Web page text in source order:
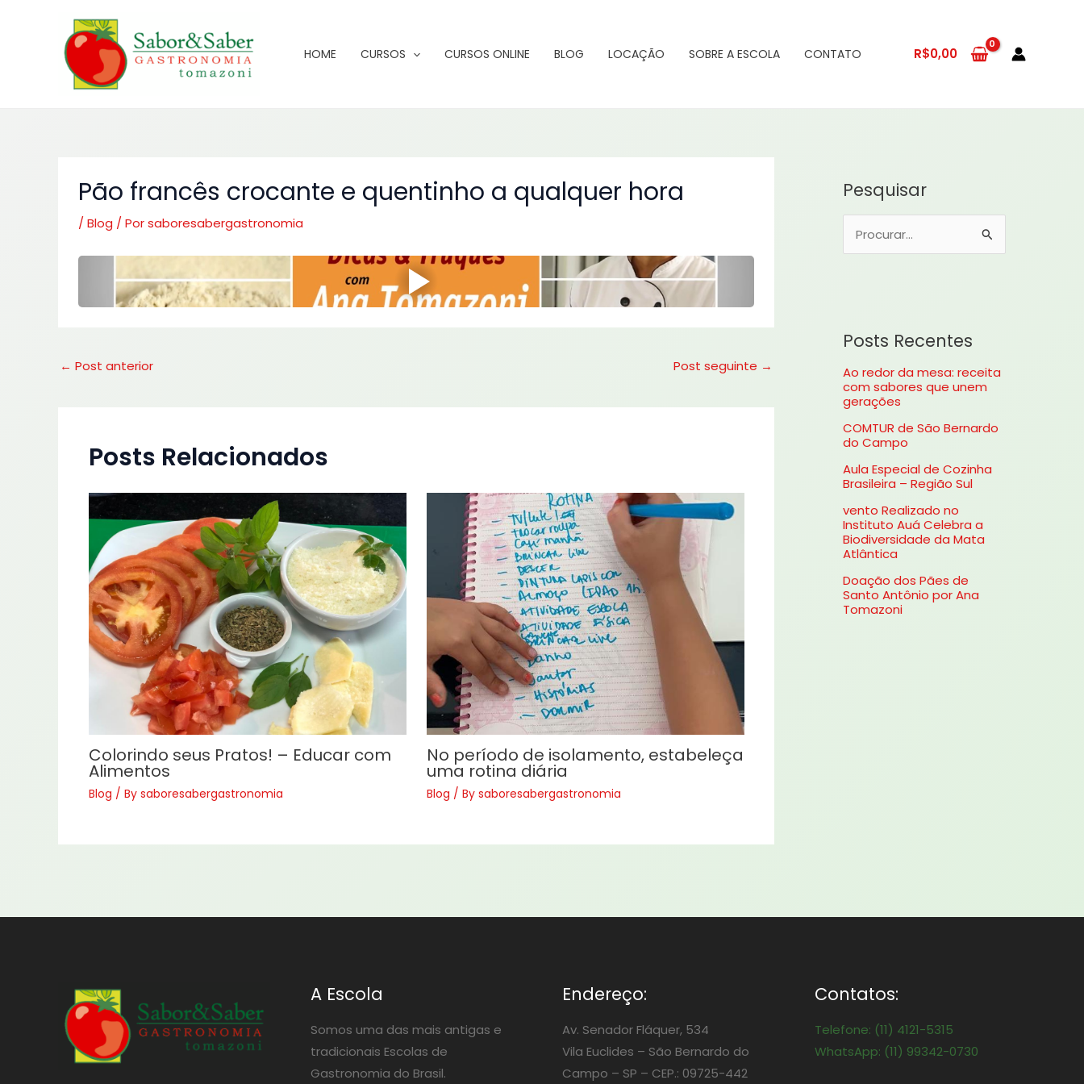
HOME CURSOS CURSOS ONLINE BLOG LOCAÇÃO SOBRE A ESCOLA CONTATO R$0,00
Pão francês crocante e quentinho a qualquer hora
/ Blog / Porsaboresabergastronomia
← Post anterior Post seguinte →
Posts Relacionados
Colorindo seus Pratos! – Educar com
Alimentos
Blog / By saboresabergastronomia
No período de isolamento, estabeleça
uma rotina diária
Blog / By saboresabergastronomia
Pesquisar
u
s
a
r
o
:
Posts Recentes
Ao redor da mesa: receita
com sabores que unem
gerações
COMTUR de São Bernardo
do Campo
Aula Especial de Cozinha
Brasileira – Região Sul
vento Realizado no
Instituto Auá Celebra a
Biodiversidade da Mata
Atlântica
Doação dos Pães de
Santo Antônio por Ana
Tomazoni
A Escola
Somos uma das mais antigas e
tradicionais Escolas de
Gastronomia do Brasil.
Endereço:
Av. Senador Fláquer, 534
Vila Euclides – São Bernardo do
Campo – SP – CEP.: 09725-442
Contatos:
Telefone: (11) 4121-5315
WhatsApp: (11) 99342-0730